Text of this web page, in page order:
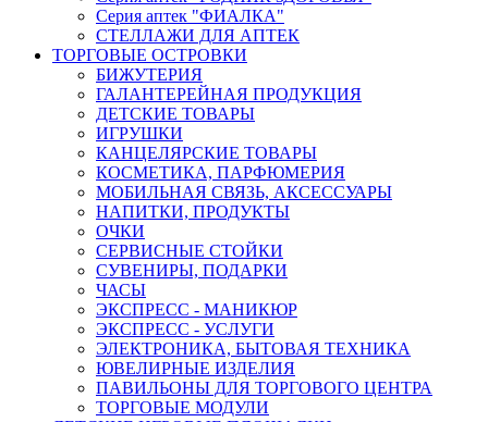
Серия аптек "ФИАЛКА"
СТЕЛЛАЖИ ДЛЯ АПТЕК
ТОРГОВЫЕ ОСТРОВКИ
БИЖУТЕРИЯ
ГАЛАНТЕРЕЙНАЯ ПРОДУКЦИЯ
ДЕТСКИЕ ТОВАРЫ
ИГРУШКИ
КАНЦЕЛЯРСКИЕ ТОВАРЫ
КОСМЕТИКА, ПАРФЮМЕРИЯ
МОБИЛЬНАЯ СВЯЗЬ, АКСЕССУАРЫ
НАПИТКИ, ПРОДУКТЫ
ОЧКИ
СЕРВИСНЫЕ СТОЙКИ
СУВЕНИРЫ, ПОДАРКИ
ЧАСЫ
ЭКСПРЕСС - МАНИКЮР
ЭКСПРЕСС - УСЛУГИ
ЭЛЕКТРОНИКА, БЫТОВАЯ ТЕХНИКА
ЮВЕЛИРНЫЕ ИЗДЕЛИЯ
ПАВИЛЬОНЫ ДЛЯ ТОРГОВОГО ЦЕНТРА
ТОРГОВЫЕ МОДУЛИ